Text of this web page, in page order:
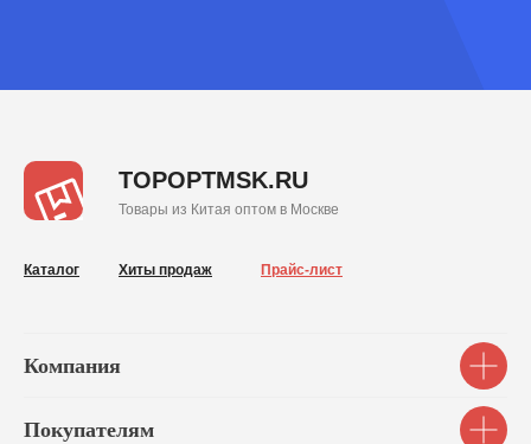
Каталог Хиты продаж Прайс-лист
TOPOPTMSK.RU
Товары из Китая оптом в Москве
Компания
Покупателям